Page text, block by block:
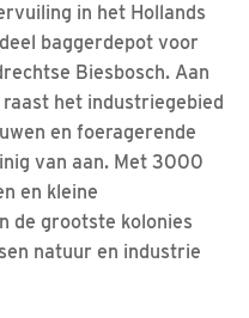
in het Hollands
baggerdepot voor
Biesbosch. Aan
het industriegebied
en foeragerende
van aan. Met 3000
en kleine
de grootste kolonies
natuur en industrie